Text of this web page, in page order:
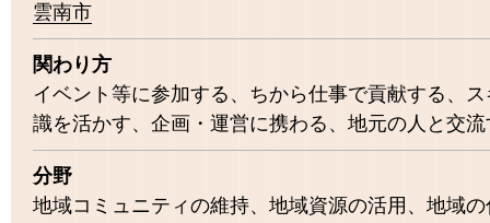
雲南市
関わり方
イベント等に参加する、ちから仕事で貢献する、
識を活かす、企画・運営に携わる、地元の人と交流
分野
地域コミュニティの維持、地域資源の活用、地域